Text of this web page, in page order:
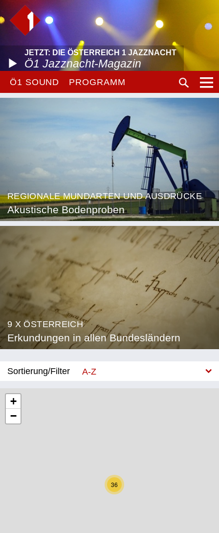
JETZT: DIE ÖSTERREICH 1 JAZZNACHT
Ö1 Jazznacht-Magazin
Ö1 SOUND PROGRAMM
REGIONALE MUNDARTEN UND AUSDRÜCKE
Akustische Bodenproben
9 X ÖSTERREICH
Erkundungen in allen Bundesländern
Sortierung/Filter
A-Z
Niederösterreich
Oberösterreich
36
+
−